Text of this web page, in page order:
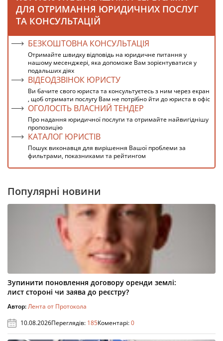
ДЛЯ ОТРИМАННЯ ЮРИДИЧНИХ ПОСЛУГ
ТА КОНСУЛЬТАЦІЙ
БЕЗКОШТОВНА КОНСУЛЬТАЦІЯ
Отримайте швидку відповідь на юридичне питання у
нашому месенджері, яка допоможе Вам зорієнтуватися у
подальших діях
ВІДЕОДЗВІНОК ЮРИСТУ
Ви бачите свого юриста та консультуєтесь з ним через екран
, щоб отримати послугу Вам не потрібно йти до юриста в офіс
ОГОЛОСІТЬ ВЛАСНИЙ ТЕНДЕР
Про надання юридичної послуги та отримайте найвигіднішу
пропозицію
КАТАЛОГ ЮРИСТІВ
Пошук виконавця для вирішення Вашої проблеми за
фильтрами, показниками та рейтингом
Популярні новини
Зупинити поновлення договору оренди землі:
лист стороні чи заява до реєстру?
Автор:Лента от Протокола
10.08.2026Переглядів: 185Коментарі:0